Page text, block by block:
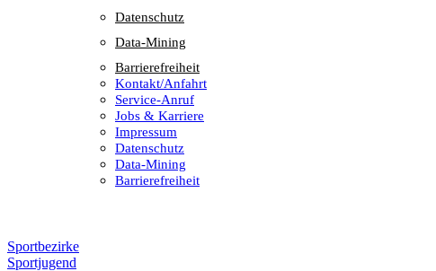
Daten­schutz
Data-Mining
Barrie­re­frei­heit
Kontakt/​​Anfahrt
Service-Anruf
Jobs & Karriere
Impres­sum
Daten­schutz
Data-Mining
Barrie­re­frei­heit
Sportbezirke
Sportjugend